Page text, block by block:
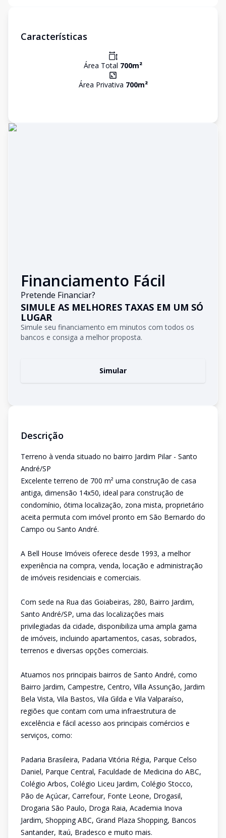
Características
Área Total 700m²
Área Privativa 700m²
Financiamento Fácil
Pretende Financiar?
SIMULE AS MELHORES TAXAS EM UM SÓ
LUGAR
Simule seu financiamento em minutos com todos os
bancos e consiga a melhor proposta.
Simular
Descrição
Terreno à venda situado no bairro Jardim Pilar - Santo
André/SP
Excelente terreno de 700 m² uma construção de casa
antiga, dimensão 14x50, ideal para construção de
condomínio, ótima localização, zona mista, proprietário
aceita permuta com imóvel pronto em São Bernardo do
Campo ou Santo André.
A Bell House Imóveis oferece desde 1993, a melhor
experiência na compra, venda, locação e administração
de imóveis residenciais e comerciais.
Com sede na Rua das Goiabeiras, 280, Bairro Jardim,
Santo André/SP, uma das localizações mais
privilegiadas da cidade, disponibiliza uma ampla gama
de imóveis, incluindo apartamentos, casas, sobrados,
terrenos e diversas opções comerciais.
Atuamos nos principais bairros de Santo André, como
Bairro Jardim, Campestre, Centro, Villa Assunção, Jardim
Bela Vista, Vila Bastos, Vila Gilda e Vila Valparaíso,
regiões que contam com uma infraestrutura de
excelência e fácil acesso aos principais comércios e
serviços, como:
Padaria Brasileira, Padaria Vitória Régia, Parque Celso
Daniel, Parque Central, Faculdade de Medicina do ABC,
Colégio Arbos, Colégio Liceu Jardim, Colégio Stocco,
Pão de Açúcar, Carrefour, Fonte Leone, Drogasil,
Drogaria São Paulo, Droga Raia, Academia Inova
Jardim, Shopping ABC, Grand Plaza Shopping, Bancos
Santander, Itaú, Bradesco e muito mais.